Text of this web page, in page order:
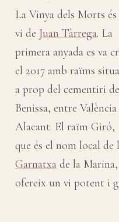
La Vinya dels Morts
vi de Juan Tàrrega. La
primera anyada es va
el 2017 amb raïms
a prop del cementiri de
Benissa, entre
Alacant. El raïm Giró,
que és el nom local de
Garnatxa de la Marina,
ofereix un vi potent i